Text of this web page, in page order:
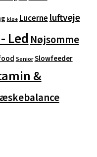
kløe Lucerne luftveje
Led Nøjsomme
Senior Slowfeeder
&